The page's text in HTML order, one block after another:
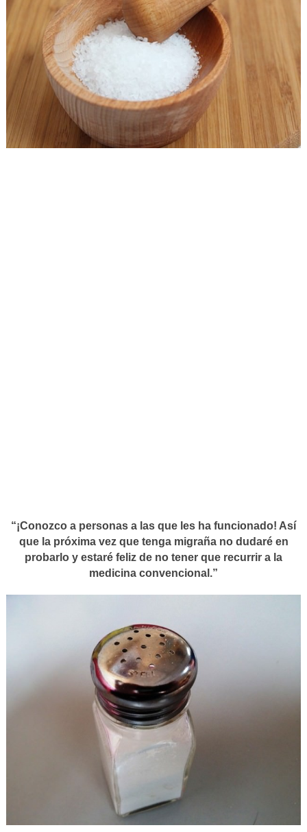
“¡Conozco a personas a las que les ha funcionado! Así
que la próxima vez que tenga migraña no dudaré en
probarlo y estaré feliz de no tener que recurrir a la
medicina convencional.”